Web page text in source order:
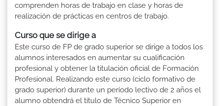
comprenden horas de trabajo en clase y horas de
realización de prácticas en centros de trabajo.
Curso que se dirige a
Este curso de FP de grado superior se dirige a todos los
alumnos interesados en aumentar su cualificación
profesional y obtener la titulación oficial de Formación
Profesional. Realizando este curso (ciclo formativo de
grado superior) durante un período lectivo de 2 años el
alumno obtendrá el título de Técnico Superior en